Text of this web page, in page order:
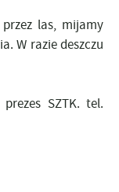
las, mijamy
W razie deszczu
prezes SZTK. tel.